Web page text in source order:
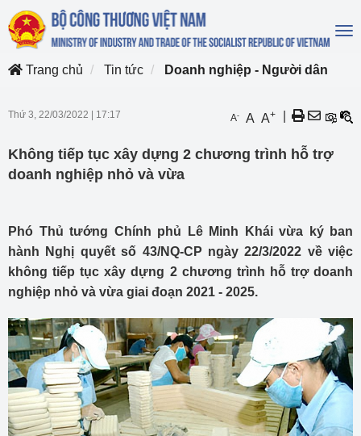
Trang chủ
Tin tức Doanh nghiệp - Người dân
Thứ 3, 22/03/2022 17:17 A- A A+
Không tiếp tục xây dựng 2 chương trình hỗ trợ
doanh nghiệp nhỏ và vừa
Phó Thủ tướng Chính phủ Lê Minh Khái vừa ký ban
hành Nghị quyết số 43/NQ-CP ngày 22/3/2022 về việc
không tiếp tục xây dựng 2 chương trình hỗ trợ doanh
nghiệp nhỏ và vừa giai đoạn 2021 - 2025.